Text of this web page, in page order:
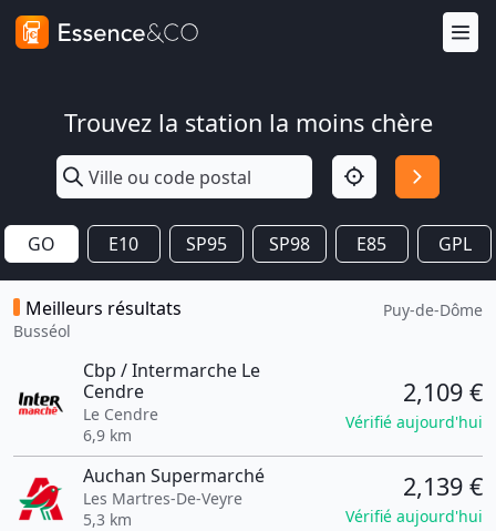
Trouvez la station la moins chère
GO E10 SP95 SP98 E85 GPL
Meilleurs résultats
Busséol
Puy-de-Dôme
Cbp / Intermarche Le
Cendre
Le Cendre
6,9 km
2,109 €
Vérifié aujourd'hui
Auchan Supermarché
Les Martres-De-Veyre
5,3 km
2,139 €
Vérifié aujourd'hui